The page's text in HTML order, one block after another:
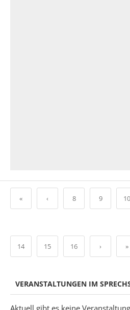
« ‹ 8 9 10
14 15 16 › »
VERANSTALTUNGEN IM
Aktuell gibt es keine